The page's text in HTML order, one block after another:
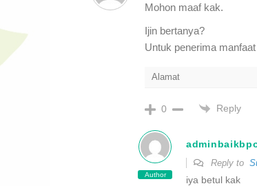
Mohon maaf kak.
Ijin bertanya?
Untuk penerima
Alamat
0 Reply
Author
Reply to
iya betul kak